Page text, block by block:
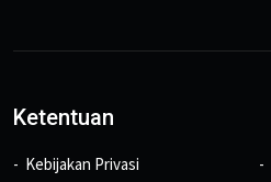
Ketentuan
Kebijakan Privasi